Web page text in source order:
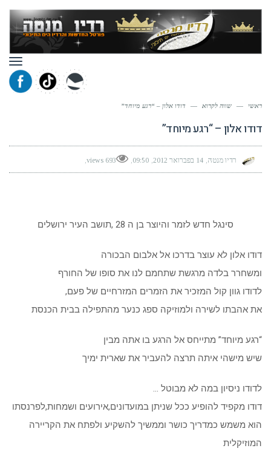
ראשי — שווה לקרוא — דודו אלון – “רגע מיוחד”
דודו אלון – “רגע מיוחד”
רדיו מנטה 14 בפברואר 2012 09:50
693 views
סינגל חדש לזמר והיוצר בן ה 28 ,תושב העיר ירושלים
דודו אלון לא עוצר בדרכו אל אלבום הבכורה
ומשחרר בלדה מרגשת שתחמם לנו את סופו של החורף
לדודו גוון קול המזכיר את הזמרים המזרחיים של פעם,
את אהבתו לשירה ולמוזיקה ספג כנער מהתפילה בבית הכנסת
“רגע מיוחד” מתייחס אל הרגע בו אתה מבין
שיש מישהי איתה תרצה להעביר את שארית ימיך
לדודו ניסיון במה לא מבוטל …
דודו מקפיד להופיע ככל שניתן במועדונים,אירועים ושמחות,לפרנסתו
הוא משמש כמדריך כושר וממשיך להשקיע ולפתח את הקריירה
המוזיקלית